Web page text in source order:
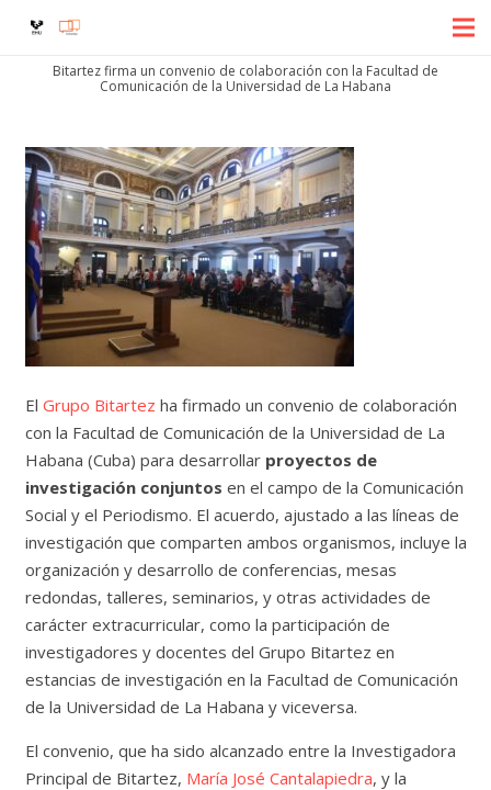
Bitartez firma un convenio de colaboración con la Facultad de
Comunicación de la Universidad de La Habana
El Grupo Bitartez ha firmado un convenio de colaboración
con la Facultad de Comunicación de la Universidad de La
Habana (Cuba) para desarrollar proyectos de
investigación conjuntos en el campo de la Comunicación
Social y el Periodismo. El acuerdo, ajustado a las líneas de
investigación que comparten ambos organismos, incluye la
organización y desarrollo de conferencias, mesas
redondas, talleres, seminarios, y otras actividades de
carácter extracurricular, como la participación de
investigadores y docentes del Grupo Bitartez en
estancias de investigación en la Facultad de Comunicación
de la Universidad de La Habana y viceversa.
El convenio, que ha sido alcanzado entre la Investigadora
Principal de Bitartez, María José Cantalapiedra, y la